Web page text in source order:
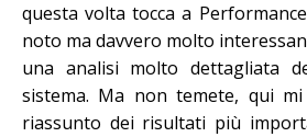
questa volta tocca a
noto ma davvero molto
una analisi molto dettagliata
sistema. Ma non temete, qui
riassunto dei risultati più